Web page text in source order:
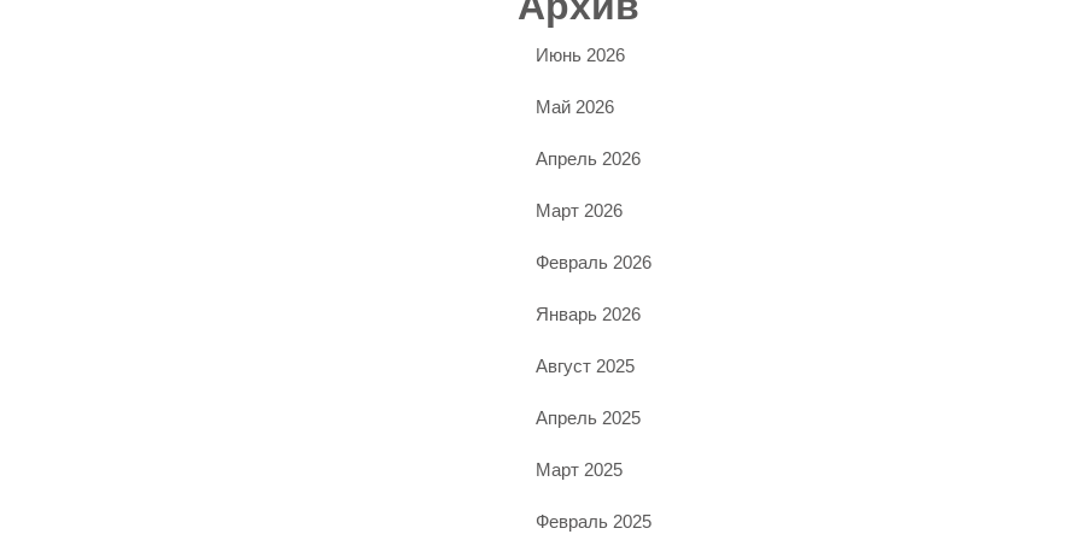
Июнь 2026
Май 2026
Апрель 2026
Март 2026
Февраль 2026
Январь 2026
Август 2025
Апрель 2025
Март 2025
Февраль 2025